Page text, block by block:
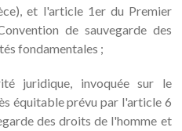
et l'article 1er du Premier
de sauvegarde des
fondamentales ;
juridique, invoquée sur le
équitable prévu par l'article 6
des droits de l'homme et